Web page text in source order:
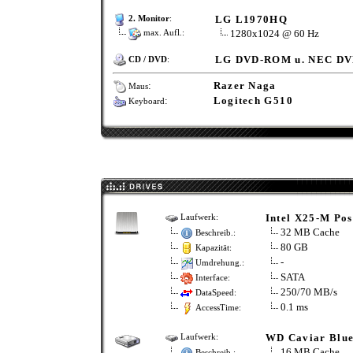
2. Monitor: LG L1970HQ
max. Aufl.: 1280x1024 @ 60 Hz
CD / DVD: LG DVD-ROM u. NEC
Maus: Razer Naga
Keyboard: Logitech G510
Laufwerk: Intel X25-M
Beschreib.: 32 MB Cache
Kapazität: 80 GB
Umdrehung.: -
Interface: SATA
DataSpeed: 250/70 MB/s
AccessTime: 0.1 ms
Laufwerk: WD Caviar Blue